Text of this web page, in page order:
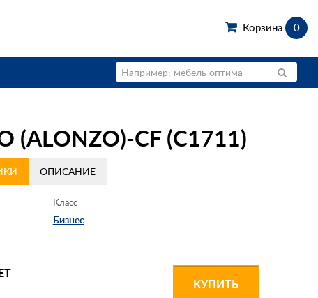
Корзина 0
CF (С1711)
ОПИСАНИЕ
Класс
Бизнес
КУПИТЬ